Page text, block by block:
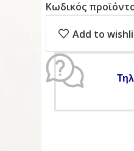
Κωδικός
Add to